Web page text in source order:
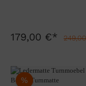
179,00 €*
%